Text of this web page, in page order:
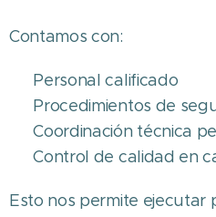
Contamos con:
✔ Personal calificado
✔ Procedimientos de
✔ Coordinación técnica
✔ Control de calidad en
Esto nos permite